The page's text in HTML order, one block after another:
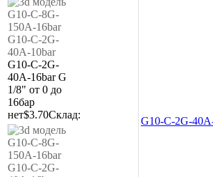
G10-C-2G-
40A-16barG
1/8" от 0 до
16бар
нет$3.70Склад:
G10-C-2G-